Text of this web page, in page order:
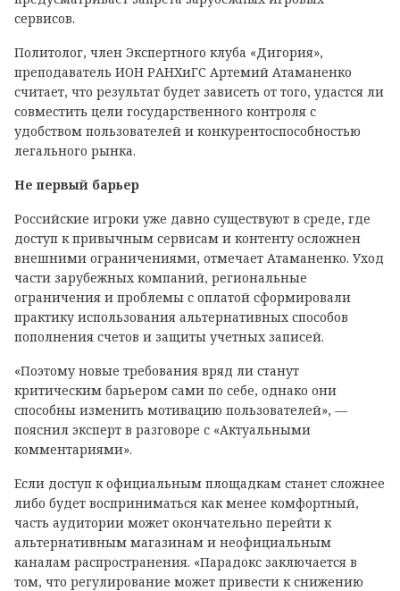
сервисов.
Политолог, член Экспертного клуба «Дигория»,
преподаватель ИОН РАНХиГС Артемий Атаманенко
считает, что результат будет зависеть от того, удастся ли
совместить цели государственного контроля с
удобством пользователей и конкурентоспособностью
легального рынка.
Не первый барьер
Российские игроки уже давно существуют в среде, где
доступ к привычным сервисам и контенту осложнен
внешними ограничениями, отмечает Атаманенко. Уход
части зарубежных компаний, региональные
ограничения и проблемы с оплатой сформировали
практику использования альтернативных способов
пополнения счетов и защиты учетных записей.
«Поэтому новые требования вряд ли станут
критическим барьером сами по себе, однако они
способны изменить мотивацию пользователей», —
пояснил эксперт в разговоре с «Актуальными
комментариями».
Если доступ к официальным площадкам станет сложнее
либо будет восприниматься как менее комфортный,
часть аудитории может окончательно перейти к
альтернативным магазинам и неофициальным
каналам распространения. «Парадокс заключается в
том, что регулирование может привести к снижению